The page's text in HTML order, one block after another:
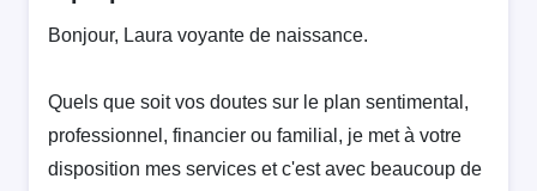
Bonjour, Laura voyante de naissance.
Quels que soit vos doutes sur le plan sentimental,
professionnel, financier ou familial, je met à votre
disposition mes services et c'est avec beaucoup de